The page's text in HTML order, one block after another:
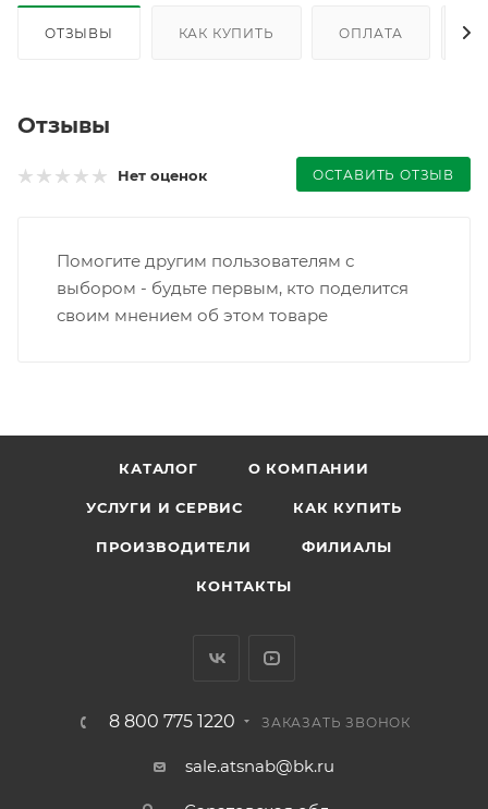
ОТЗЫВЫ КАК КУПИТЬ ОПЛАТА
Отзывы
Нет оценок ОСТАВИТЬ ОТЗЫВ
Помогите другим пользователям с
выбором - будьте первым, кто поделится
своим мнением об этом товаре
КАТАЛОГ О КОМПАНИИ
УСЛУГИ И СЕРВИС КАК КУПИТЬ
ПРОИЗВОДИТЕЛИ ФИЛИАЛЫ
КОНТАКТЫ
8 800 775 1220 ЗАКАЗАТЬ ЗВОНОК
sale.atsnab@bk.ru